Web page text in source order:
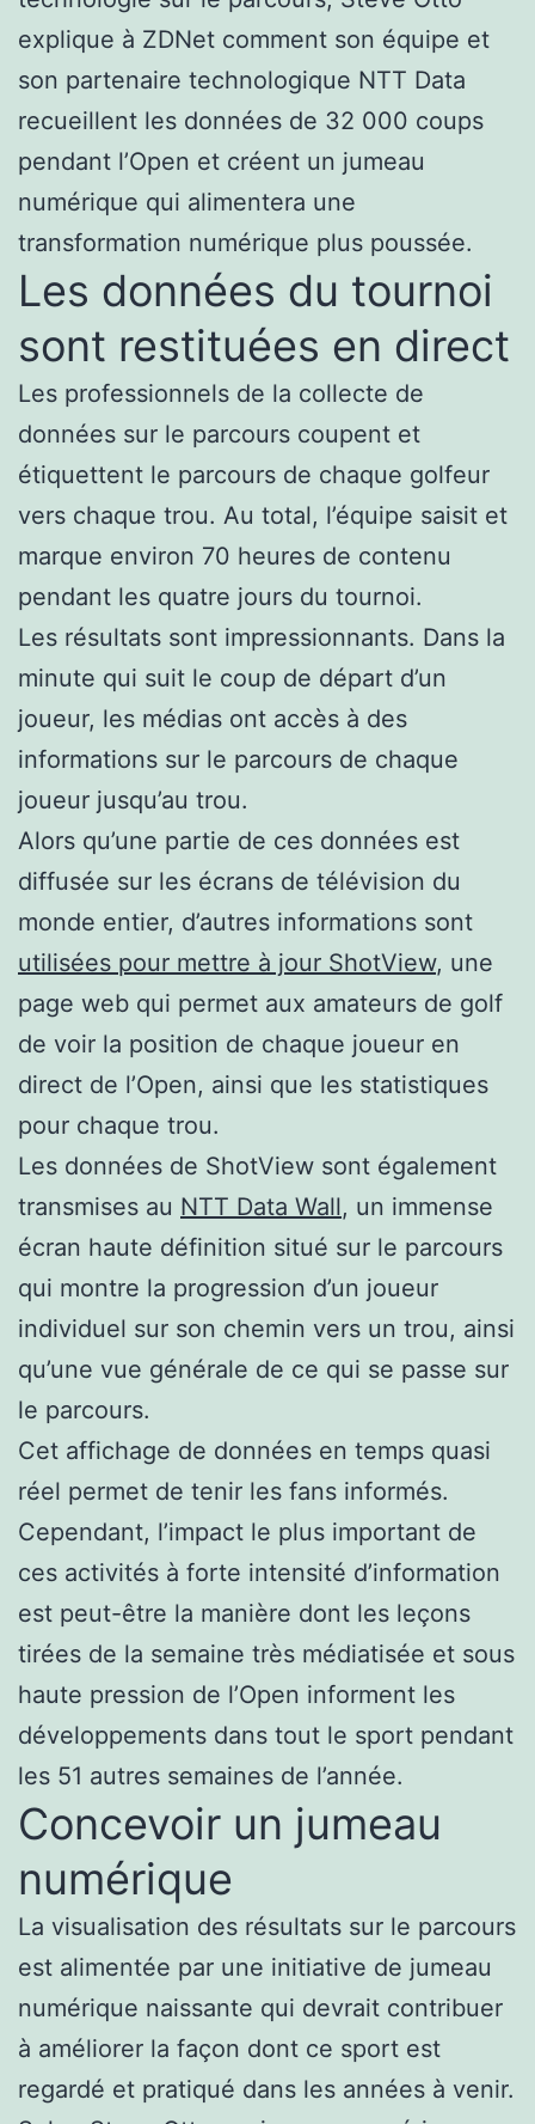
explique à ZDNet comment son équipe et
son partenaire technologique NTT Data
recueillent les données de 32 000 coups
pendant l’Open et créent un jumeau
numérique qui alimentera une
transformation numérique plus poussée.
Les données du tournoi
sont restituées en direct
Les professionnels de la collecte de
données sur le parcours coupent et
étiquettent le parcours de chaque golfeur
vers chaque trou. Au total, l’équipe saisit et
marque environ 70 heures de contenu
pendant les quatre jours du tournoi.
Les résultats sont impressionnants. Dans la
minute qui suit le coup de départ d’un
joueur, les médias ont accès à des
informations sur le parcours de chaque
joueur jusqu’au trou.
Alors qu’une partie de ces données est
diffusée sur les écrans de télévision du
monde entier, d’autres informations sont
utilisées pour mettre à jour ShotView, une
page web qui permet aux amateurs de golf
de voir la position de chaque joueur en
direct de l’Open, ainsi que les statistiques
pour chaque trou.
Les données de ShotView sont également
transmises au NTT Data Wall, un immense
écran haute définition situé sur le parcours
qui montre la progression d’un joueur
individuel sur son chemin vers un trou, ainsi
qu’une vue générale de ce qui se passe sur
le parcours.
Cet affichage de données en temps quasi
réel permet de tenir les fans informés.
Cependant, l’impact le plus important de
ces activités à forte intensité d’information
est peut-être la manière dont les leçons
tirées de la semaine très médiatisée et sous
haute pression de l’Open informent les
développements dans tout le sport pendant
les 51 autres semaines de l’année.
Concevoir un jumeau
numérique
La visualisation des résultats sur le parcours
est alimentée par une initiative de jumeau
numérique naissante qui devrait contribuer
à améliorer la façon dont ce sport est
regardé et pratiqué dans les années à venir.